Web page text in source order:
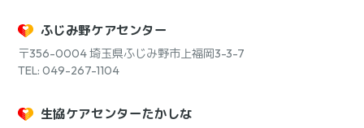
ふじみ野ケアセンター
〒356-0004埼玉県ふじみ野市上福岡3-3-7
TEL: 049-267-1104
生協ケアセンターたかしな